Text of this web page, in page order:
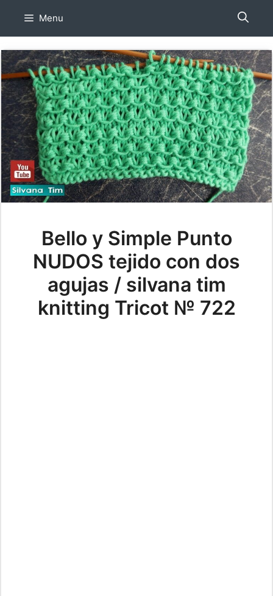
content
Menu
Bello y Simple Punto
NUDOS tejido con dos
agujas / silvana tim
knitting Tricot № 722